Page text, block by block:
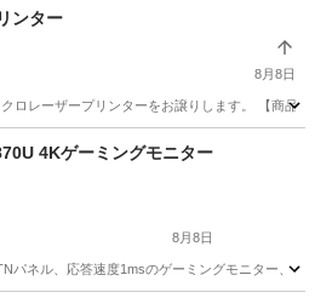
ンター
8月8日
ロレーザープリンターをお譲りします。 【商品
4Kゲーミングモニター
8月8日
パネル、応答速度1msのゲーミングモニター、